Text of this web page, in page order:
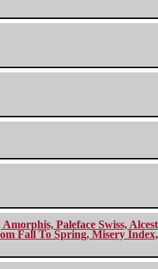
Paleface Swiss,
Fall To Spring, Misery